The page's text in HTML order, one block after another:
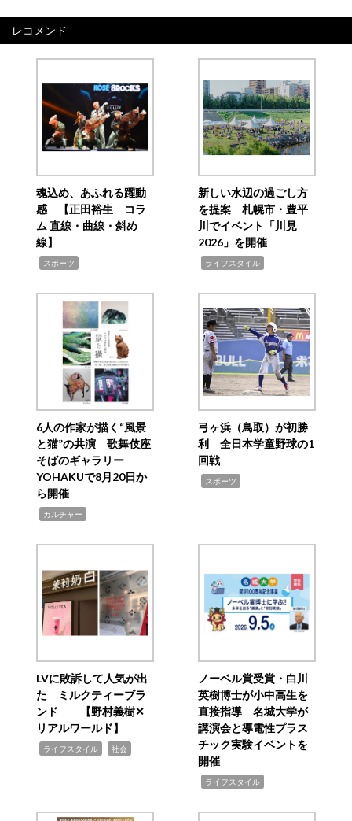
レコメンド
魂込め、あふれる躍動
感 【正田裕生 コラ
ム 直線・曲線・斜め
線】
スポーツ
新しい水辺の過ごし方
を提案 札幌市・豊平
川でイベント「川見
2026」を開催
ライフスタイル
6人の作家が描く“風景
と猫”の共演 歌舞伎座
そばのギャラリー
YOHAKUで8月20日か
ら開催
カルチャー
弓ヶ浜（鳥取）が初勝
利 全日本学童野球の1
回戦
スポーツ
LVに敗訴して人気が出
た ミルクティーブラ
ンド 【野村義樹✕
リアルワールド】
ライフスタイル 社会
ノーベル賞受賞・白川
英樹博士が小中高生を
直接指導 名城大学が
講演会と導電性プラス
チック実験イベントを
開催
ライフスタイル